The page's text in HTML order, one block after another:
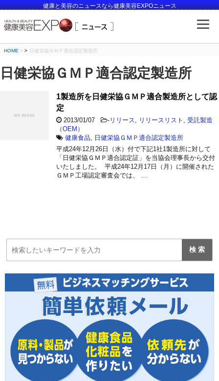
健康と美容のニュースなら健康美容EXPOニュース
HOME > 日健栄協ＧＭＰ適合認定製造所
日健栄協ＧＭＰ適合認定製造所
1製造所を日健栄協ＧＭＰ適合製造所として認
定
2013/01/07 - リリース リリースリスト
受託製造
（OEM）
健康食品
日健栄協ＧＭＰ適合認定製造所
平成24年12月26日（水）付で下記1社1製造所に対して
「日健栄協ＧＭＰ適合認定証」を当協会理事長から交付
いたしました。 平成24年12月17日（月）に開催された
ＧＭＰ工場認定審査会では、 …